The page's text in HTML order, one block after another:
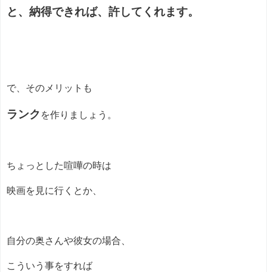
と、納得できれば、許してくれます。
で、そのメリットも
ランク を作りましょう。
ちょっとした喧嘩の時は
映画を見に行くとか、
自分の奥さんや彼女の場合、
こういう事をすれば